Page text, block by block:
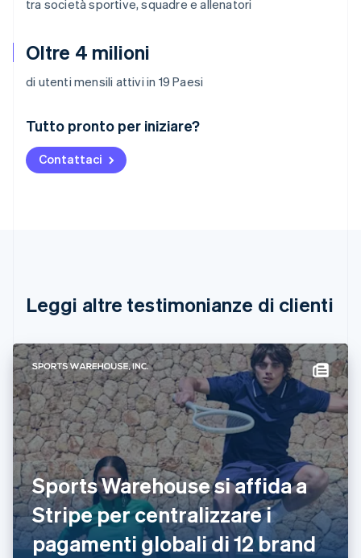
tra società sportive, squadre e allenatori
Oltre 4 milioni
di utenti mensili attivi in 19 Paesi
Tutto pronto per iniziare?
Contattaci
Leggi altre testimonianze di clienti
Sports Warehouse si affida a
Stripe per centralizzare i
pagamenti globali di 12 brand
Australia
English
Austria
DeutschEnglish
English Français
Cina continentale
Cipro
English
Croazia
EnglishItaliano
Danimarca
English
Emirati Arabi Uniti
English
Estonia
English
Finlandia
English Svenska
Francia